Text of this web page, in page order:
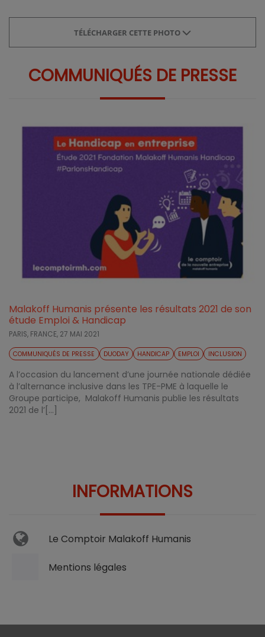
TÉLÉCHARGER CETTE PHOTO
COMMUNIQUÉS DE PRESSE
Malakoff Humanis présente les résultats 2021 de son
étude Emploi & Handicap
PARIS, FRANCE, 27 MAI 2021
COMMUNIQUÉS DE PRESSE DUODAY HANDICAP EMPLOI INCLUSION
A l’occasion du lancement d’une journée nationale dédiée
à l’alternance inclusive dans les TPE-PME à laquelle le
Groupe participe, Malakoff Humanis publie les résultats
2021 de l’[...]
INFORMATIONS
Le Comptoir Malakoff Humanis
Mentions légales